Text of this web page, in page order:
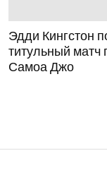
Эдди Кингстон
титульный матч
Самоа Джо